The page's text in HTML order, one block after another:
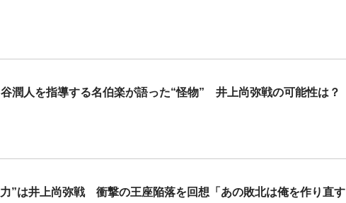
谷潤人を指導する名伯楽が語った“怪物” 井上尚弥戦の可能性は？
”は井上尚弥戦 衝撃の王座陥落を回想「あの敗北は俺を作り直す